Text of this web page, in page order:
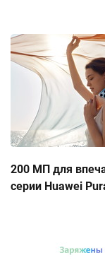
200 МП для
серии Huawei